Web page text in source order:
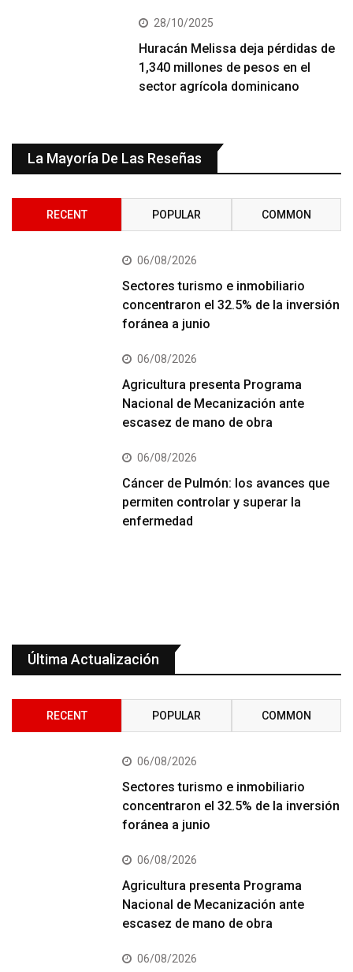
28/10/2025
Huracán Melissa deja pérdidas de
1,340 millones de pesos en el
sector agrícola dominicano
La Mayoría De Las Reseñas
RECENT POPULAR COMMON
06/08/2026
Sectores turismo e inmobiliario
concentraron el 32.5% de la inversión
foránea a junio
06/08/2026
Agricultura presenta Programa
Nacional de Mecanización ante
escasez de mano de obra
06/08/2026
Cáncer de Pulmón: los avances que
permiten controlar y superar la
enfermedad
Última Actualización
RECENT POPULAR COMMON
06/08/2026
Sectores turismo e inmobiliario
concentraron el 32.5% de la inversión
foránea a junio
06/08/2026
Agricultura presenta Programa
Nacional de Mecanización ante
escasez de mano de obra
06/08/2026